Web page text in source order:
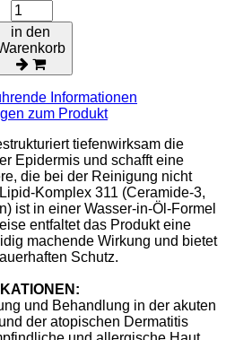
in den
Informationen
zum Produkt
tiefenwirksam die
Epidermis und schafft eine
die bei der Reinigung nicht
Komplex 311 (Ceramide-3,
ist in einer Wasser-in-Öl-Formel
entfaltet das Produkt eine
machende Wirkung und bietet
Schutz.
und Behandlung in der akuten
der atopischen Dermatitis